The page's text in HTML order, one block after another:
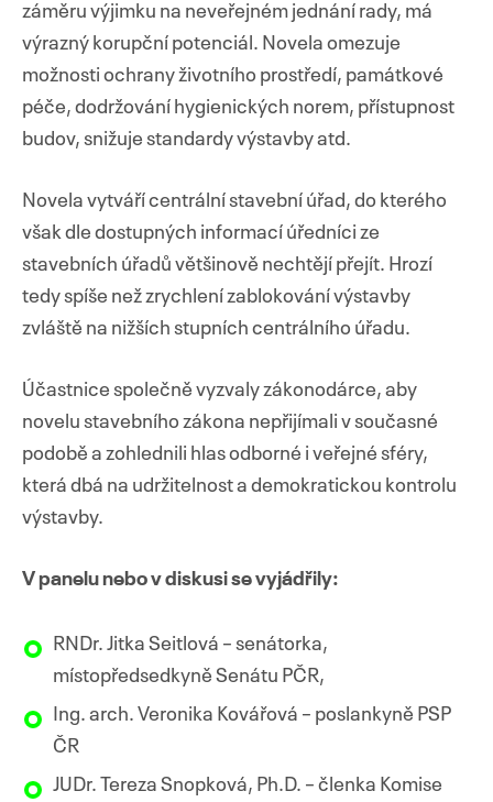
záměru výjimku na neveřejném jednání rady, má
výrazný korupční potenciál. Novela omezuje
možnosti ochrany životního prostředí, památkové
péče, dodržování hygienických norem, přístupnost
budov, snižuje standardy výstavby atd.
Novela vytváří centrální stavební úřad, do kterého
však dle dostupných informací úředníci ze
stavebních úřadů většinově nechtějí přejít. Hrozí
tedy spíše než zrychlení zablokování výstavby
zvláště na nižších stupních centrálního úřadu.
Účastnice společně vyzvaly zákonodárce, aby
novelu stavebního zákona nepřijímali v současné
podobě a zohlednili hlas odborné i veřejné sféry,
která dbá na udržitelnost a demokratickou kontrolu
výstavby.
V panelu nebo v diskusi se vyjádřily:
RNDr. Jitka Seitlová – senátorka,
místopředsedkyně Senátu PČR,
Ing. arch. Veronika Kovářová – poslankyně PSP
ČR
JUDr. Tereza Snopková, Ph.D. – členka Komise